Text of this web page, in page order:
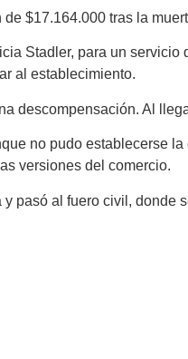
$17.164.000 tras la
Stadler, para un
al establecimiento.
descompensación. Al
no pudo establecerse
versiones del comercio.
pasó al fuero civil,